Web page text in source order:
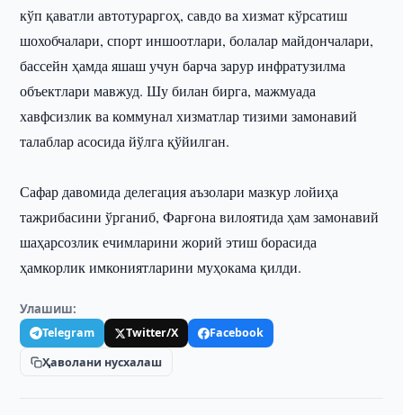
кўп қаватли автотураргоҳ, савдо ва хизмат кўрсатиш
шохобчалари, спорт иншоотлари, болалар майдончалари,
бассейн ҳамда яшаш учун барча зарур инфратузилма
объектлари мавжуд. Шу билан бирга, мажмуада
хавфсизлик ва коммунал хизматлар тизими замонавий
талаблар асосида йўлга қўйилган.
Сафар давомида делегация аъзолари мазкур лойиҳа
тажрибасини ўрганиб, Фарғона вилоятида ҳам замонавий
шаҳарсозлик ечимларини жорий этиш борасида
ҳамкорлик имкониятларини муҳокама қилди.
Улашиш:
Telegram Twitter/X
Facebook
Ҳаволани нусхалаш